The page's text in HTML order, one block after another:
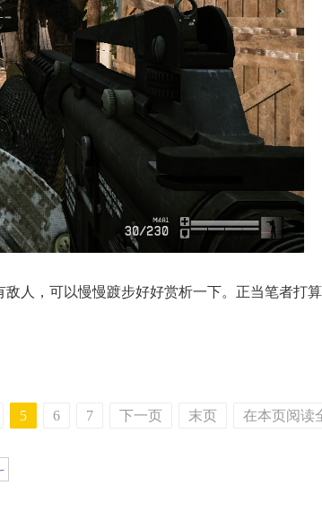
，可以慢慢踱步好好赏析一下。正当笔者打
5 6 7 下一页 末页 在本页阅读